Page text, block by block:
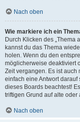
Nach oben
Wie markiere ich ein
Durch Klicken des „Thema
kannst du das Thema
holen. Wenn du den
möglicherweise deaktiviert
Zeit vergangen. Es ist
einfach eine Antwort
dieses Boards beachtest!
triftigen Grund auf alte oder
Nach oben